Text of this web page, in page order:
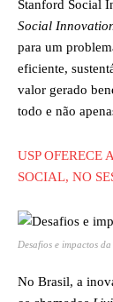
Stanford Social
Social
para um
eficiente,
valor gerado
todo e não
USP OFERECE
SOCIAL, NO
Desafios e impactos
No Brasil, a